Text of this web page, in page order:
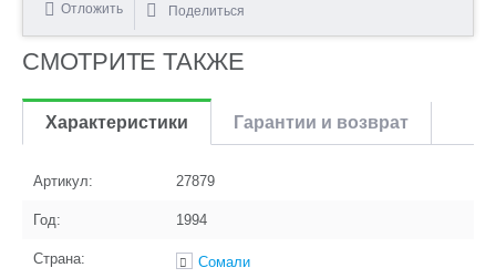
Отложить Поделиться
СМОТРИТЕ ТАКЖЕ
Характеристики Гарантии и возврат
Артикул: 27879
Год: 1994
Страна:
Сомали